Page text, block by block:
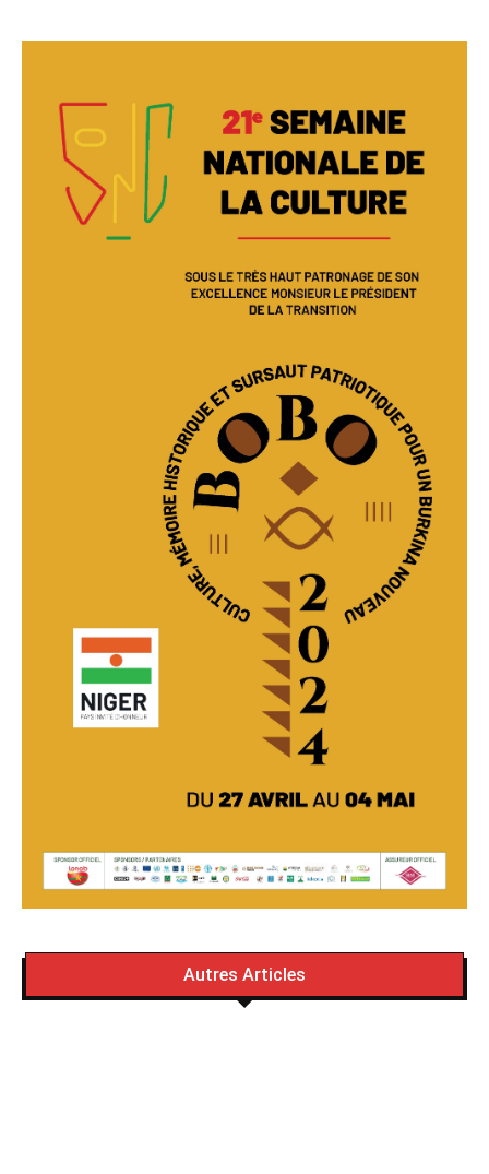
Autres Articles